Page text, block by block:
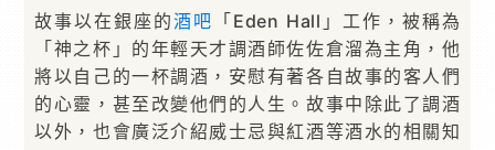
故事以在銀座的酒吧 「Eden Hall」工作，被稱為
「神之杯」的年輕天才調酒師佐佐倉溜為主角，他
將以自己的一杯調酒，安慰有著各自故事的客人們
的心靈，甚至改變他們的人生。故事中除此了調酒
以外，也會廣泛介紹威士忌與紅酒等酒水的相關知